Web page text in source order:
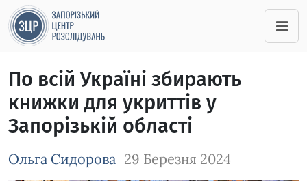
По всій Україні збирають
книжки для укриттів у
Запорізькій області
Ольга Сидорова 29 Березня 2024